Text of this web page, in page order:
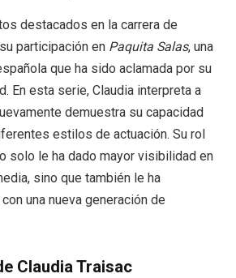
destacados en la carrera de
participación en Paquita Salas, una
que ha sido aclamada por su
En esta serie, Claudia interpreta a
demuestra su capacidad
estilos de actuación. Su rol
solo le ha dado mayor visibilidad en
sino que también le ha
una nueva generación de
Claudia Traisac